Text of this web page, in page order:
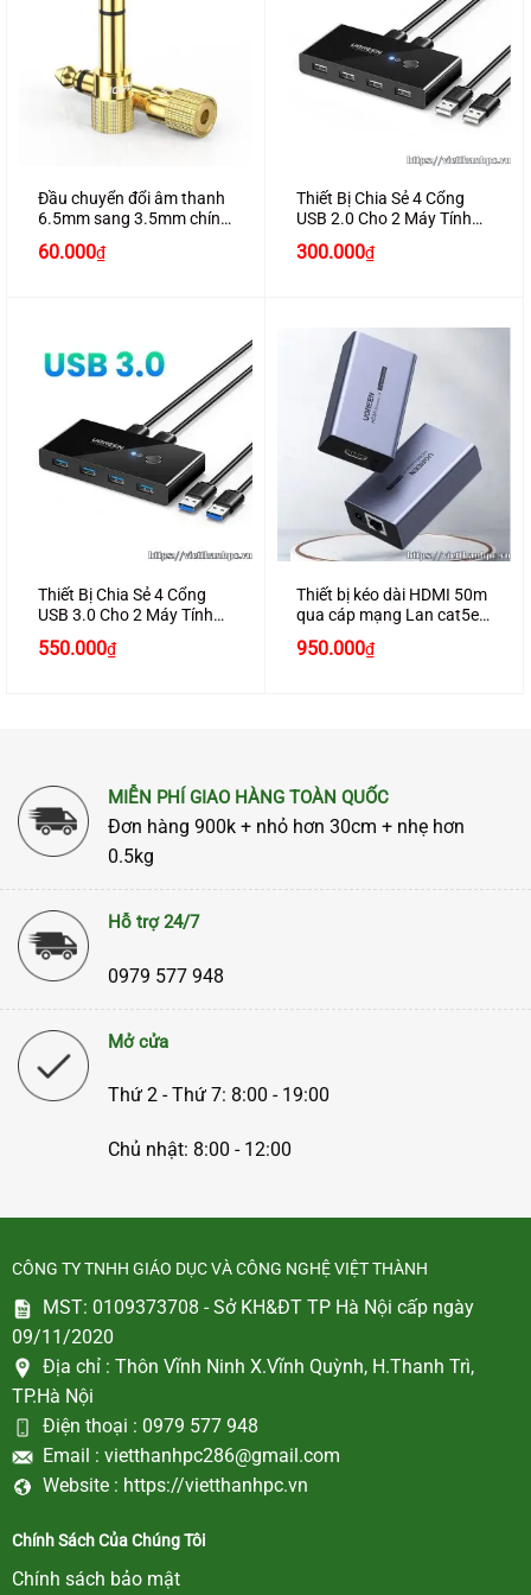
Đầu chuyển đổi âm thanh
6.5mm sang 3.5mm chính
hãng Ugreen 20503 cao
cấp
60.000₫
Thiết Bị Chia Sẻ 4 Cổng
USB 2.0 Cho 2 Máy Tính
Cao Cấp Chính Hãng
Ugreen 30767 Cao Cấp
300.000₫
Thiết Bị Chia Sẻ 4 Cổng
USB 3.0 Cho 2 Máy Tính
Ugreen 30768 Cao Cấp
550.000₫
Thiết bị kéo dài HDMI 50m
qua cáp mạng Lan cat5e,
950.000₫
MIỄN PHÍ GIAO HÀNG TOÀN QUỐC
Đơn hàng 900k + nhỏ hơn 30cm + nhẹ hơn
0.5kg
Hỗ trợ 24/7
0979 577 948
Mở cửa
Thứ 2 - Thứ 7: 8:00 - 19:00
Chủ nhật: 8:00 - 12:00
CÔNG TY TNHH GIÁO DỤC VÀ CÔNG NGHỆ VIỆT THÀNH
MST: 0109373708 - Sở KH&ĐT TP Hà Nội cấp ngày
09/11/2020
Địa chỉ : Thôn Vĩnh Ninh X.Vĩnh Quỳnh, H.Thanh Trì,
TP.Hà Nội
Điện thoại : 0979 577 948
Email : vietthanhpc286@gmail.com
Website : https://vietthanhpc.vn
Chính Sách Của Chúng Tôi
Chính sách bảo mật